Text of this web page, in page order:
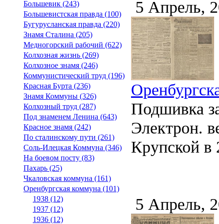
Большевик (243)
Большевистская правда (100)
Бугурусланская правда (220)
Знамя Сталина (205)
Медногорский рабочий (622)
Колхозная жизнь (269)
Колхозное знамя (246)
Коммунистический труд (196)
Красная Бурта (236)
Знамя Коммуны (326)
Колхозный труд (287)
Под знаменем Ленина (643)
Красное знамя (242)
По сталинскому пути (261)
Соль-Илецкая Коммуна (346)
На боевом посту (83)
Пахарь (25)
Чкаловская коммуна (161)
Оренбургская коммуна (101)
1938 (12)
1937 (12)
1936 (12)
5 Апрель,
Подшивка
Электрон.
Крупской в
5 Апрель,